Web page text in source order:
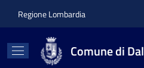
Regione Lombardia
Comune di